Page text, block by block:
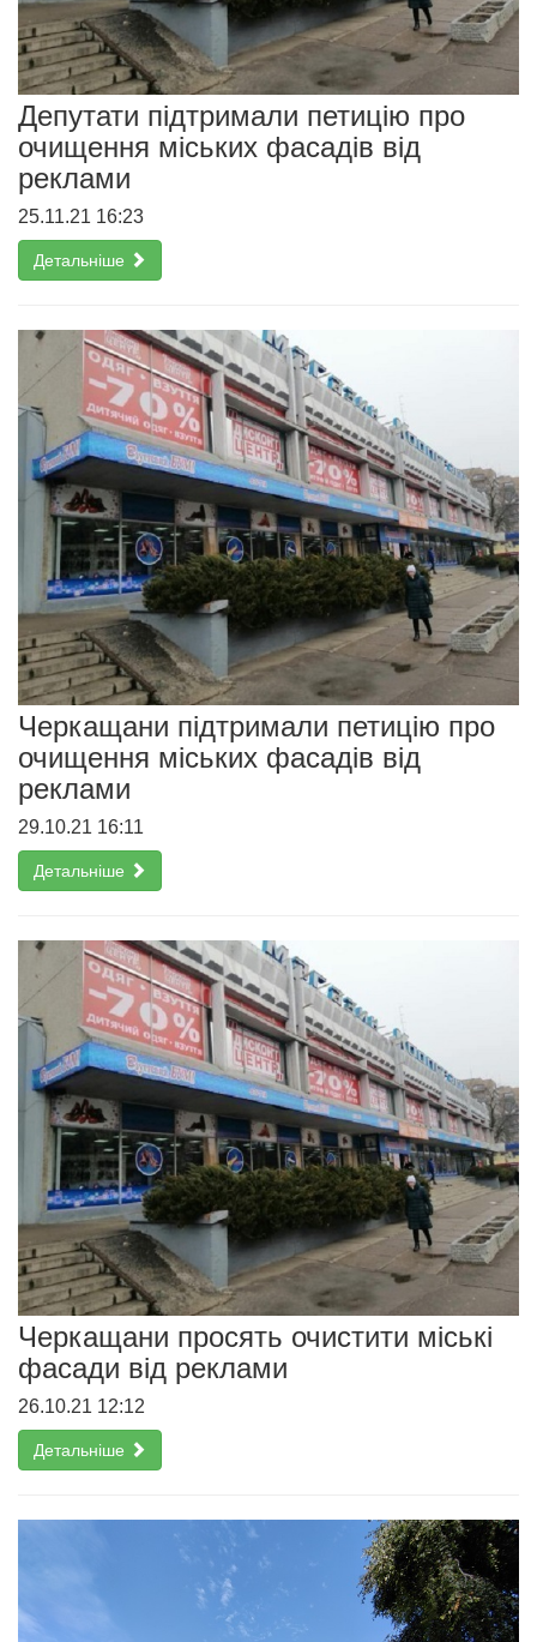
Депутати підтримали петицію про
очищення міських фасадів від
реклами
25.11.21 16:23
Детальніше
Черкащани підтримали петицію про
очищення міських фасадів від
реклами
29.10.21 16:11
Детальніше
Черкащани просять очистити міські
фасади від реклами
26.10.21 12:12
Детальніше